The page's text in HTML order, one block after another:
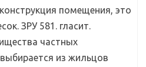
помещения, это
ЗРУ 581. гласит.
частных
из жильцов